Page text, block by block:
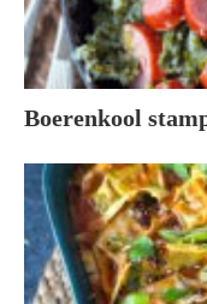
Boerenkool